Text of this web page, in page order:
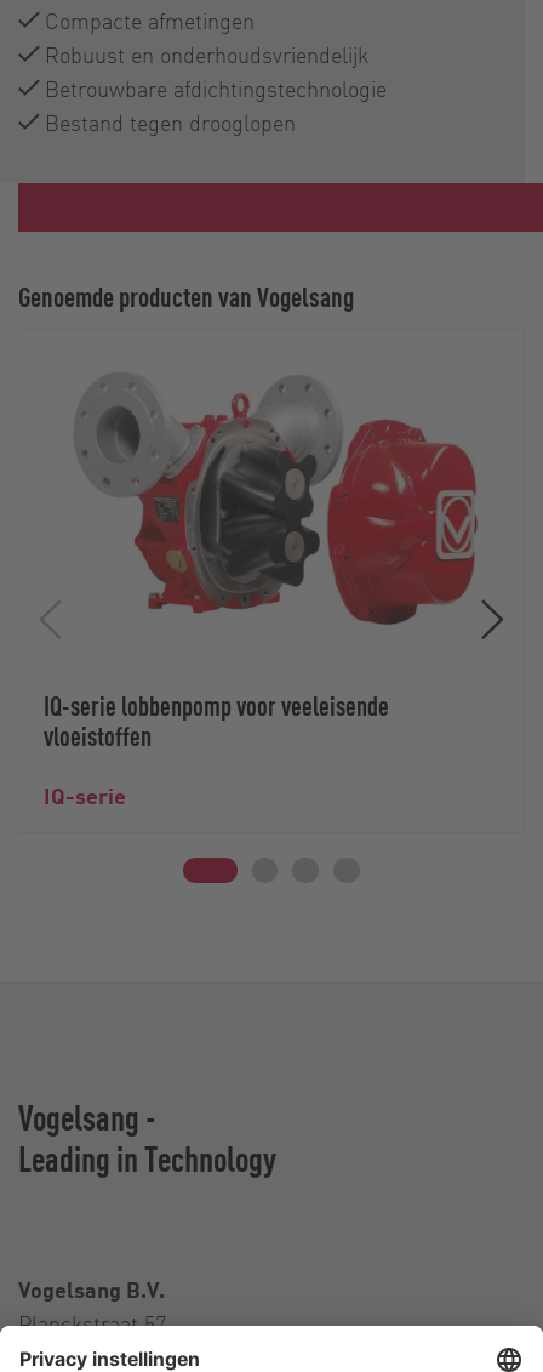
Compacte afmetingen
Robuust en onderhoudsvriendelijk
Betrouwbare afdichtingstechnologie
Bestand tegen drooglopen
Genoemde producten van Vogelsang
IQ-serie lobbenpomp voor veeleisende
vloeistoffen
IQ-serie
Vogelsang -
Leading in Technology
Vogelsang B.V.
Planckstraat 57
3316 GS Dordrecht